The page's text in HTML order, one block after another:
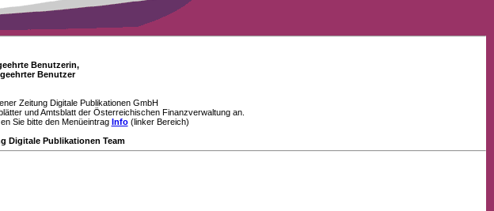
Benutzerin,
Benutzer
Zeitung Digitale Publikationen GmbH
und Amtsblatt der Österreichischen Finanzverwaltung an.
Sie bitte den Menüeintrag Info(linker Bereich)
Digitale Publikationen Team